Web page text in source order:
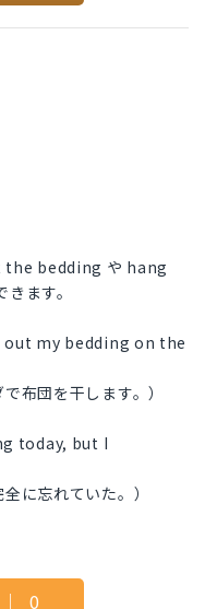
the bedding や hang
ます。
my bedding on the
布団を干します。）
today, but I
に忘れていた。）
｜ 0